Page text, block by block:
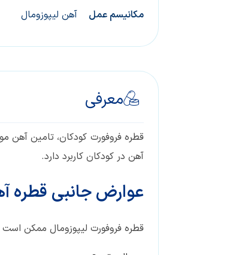
مکانیسم عمل آهن لیپوزومال
معرفی
قطره فروفورت کودکان، تامین آهن
آهن در کودکان کاربرد دارد.
عوارض جانبی قطره
قطره فروفورت لیپوزومال ممکن